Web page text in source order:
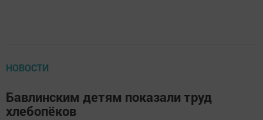
НОВОСТИ
Бавлинским детям показали труд
хлебопёков